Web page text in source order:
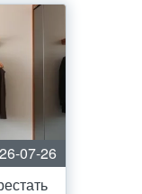
07-26